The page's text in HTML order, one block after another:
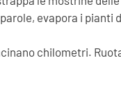
evapora i pianti
chilometri.